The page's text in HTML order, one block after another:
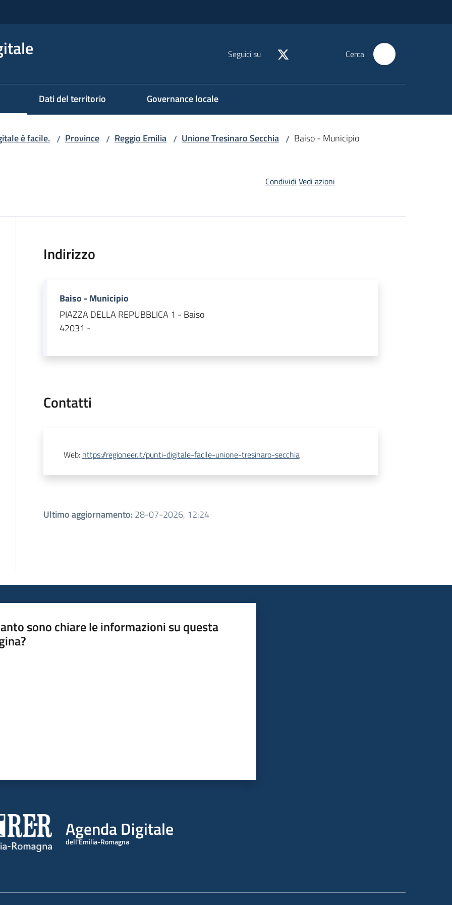
Seguici su Cerca
Dati del territorio Governance locale
è facile. / Province / Reggio Emilia / Unione Tresinaro Secchia / Baiso - Municipio
Condividi Vedi azioni
Indirizzo
Baiso - Municipio
PIAZZA DELLA REPUBBLICA 1 - Baiso
42031 -
Contatti
Web: https://regioneer.it/punti-digitale-facile-unione-tresinaro-secchia
Ultimo aggiornamento:28-07-2026, 12:24
sono chiare le informazioni su questa
Agenda Digitale
dell'Emilia-Romagna